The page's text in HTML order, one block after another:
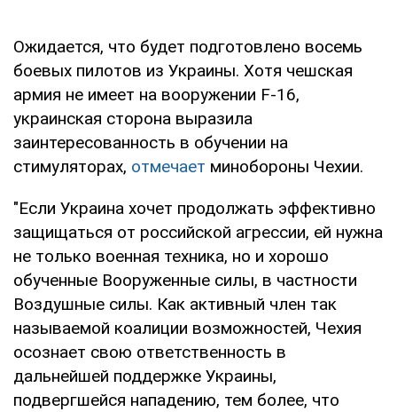
Ожидается, что будет подготовлено восемь
боевых пилотов из Украины. Хотя чешская
армия не имеет на вооружении F-16,
украинская сторона выразила
заинтересованность в обучении на
стимуляторах, отмечает минобороны Чехии.
"Если Украина хочет продолжать эффективно
защищаться от российской агрессии, ей нужна
не только военная техника, но и хорошо
обученные Вооруженные силы, в частности
Воздушные силы. Как активный член так
называемой коалиции возможностей, Чехия
осознает свою ответственность в
дальнейшей поддержке Украины,
подвергшейся нападению, тем более, что